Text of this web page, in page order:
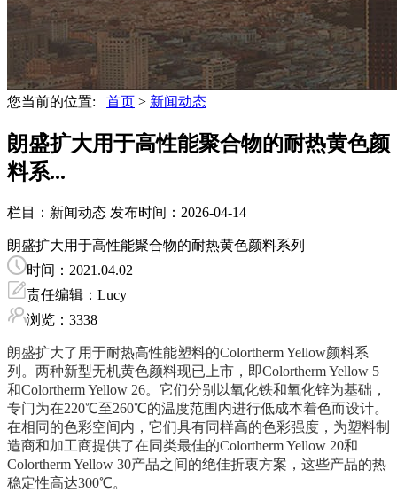
您当前的位置: 首页 > 新闻动态
朗盛扩大用于高性能聚合物的耐热黄色颜
料系...
栏目：新闻动态 发布时间：2026-04-14
朗盛扩大用于高性能聚合物的耐热黄色颜料系列
时间：2021.04.02
责任编辑：Lucy
浏览：3338
朗盛扩大了用于耐热高性能塑料的Colortherm Yellow颜料系
列。两种新型无机黄色颜料现已上市，即Colortherm Yellow 5
和Colortherm Yellow 26。它们分别以氧化铁和氧化锌为基础，
专门为在220℃至260℃的温度范围内进行低成本着色而设计。
在相同的色彩空间内，它们具有同样高的色彩强度，为塑料制
造商和加工商提供了在同类最佳的Colortherm Yellow 20和
Colortherm Yellow 30产品之间的绝佳折衷方案，这些产品的热
稳定性高达300℃。